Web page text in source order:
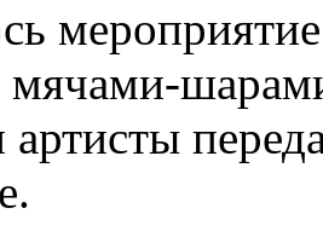
артисты